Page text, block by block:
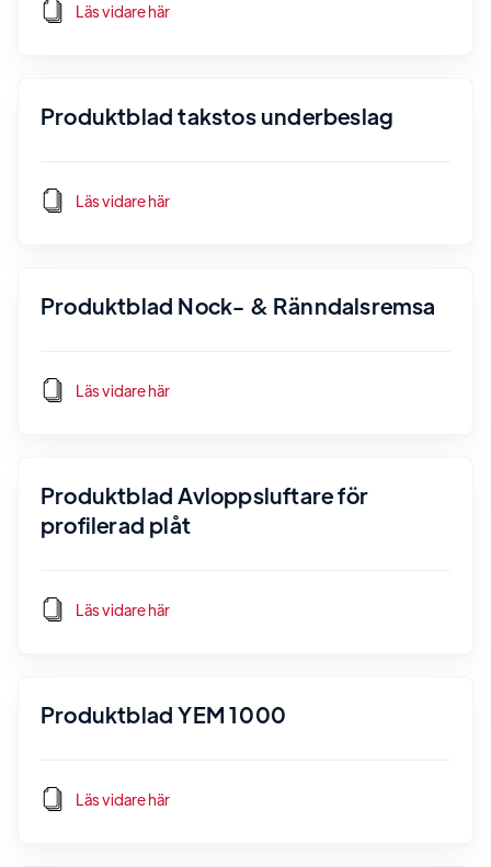
Läs vidare här
Produktblad takstos underbeslag
Läs vidare här
Produktblad Nock- & Ränndalsremsa
Läs vidare här
Produktblad Avloppsluftare för
profilerad plåt
Läs vidare här
Produktblad YEM 1000
Läs vidare här